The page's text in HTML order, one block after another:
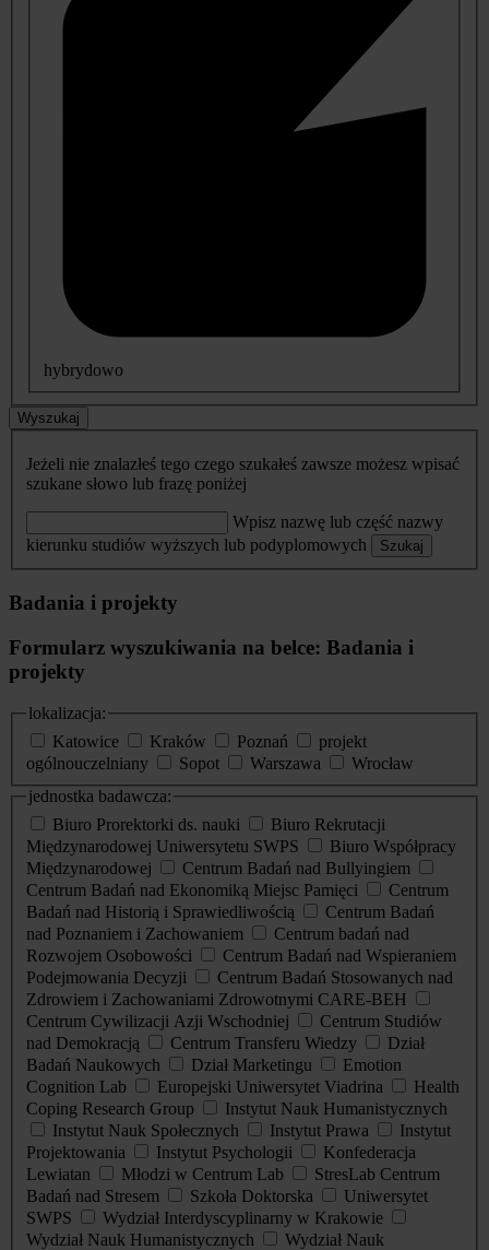
hybrydowo
Wyszukaj
Jeżeli nie znalazłeś tego czego szukałeś zawsze możesz wpisać
szukane słowo lub frazę poniżej
Wpisz nazwę lub część nazwy
kierunku studiów wyższych lub podyplomowych
Szukaj
Badania i projekty
Formularz wyszukiwania na belce: Badania i
projekty
lokalizacja:
Katowice
Kraków Poznań
projekt
ogólnouczelniany
Sopot Warszawa
Wrocław
jednostka badawcza:
Biuro Prorektorki ds. nauki
Biuro Rekrutacji
Międzynarodowej Uniwersytetu SWPS
Biuro Współpracy
Międzynarodowej
Centrum Badań nad Bullyingiem
Centrum Badań nad Ekonomiką Miejsc Pamięci
Centrum
Badań nad Historią i Sprawiedliwością
Centrum Badań
nad Poznaniem i Zachowaniem
Centrum badań nad
Rozwojem Osobowości
Centrum Badań nad Wspieraniem
Podejmowania Decyzji
Centrum Badań Stosowanych nad
Zdrowiem i Zachowaniami Zdrowotnymi CARE-BEH
Centrum Cywilizacji Azji Wschodniej
Centrum Studiów
nad Demokracją
Centrum Transferu Wiedzy
Dział
Badań Naukowych
Dział Marketingu
Emotion
Cognition Lab
Europejski Uniwersytet Viadrina
Health
Coping Research Group
Instytut Nauk Humanistycznych
Instytut Nauk Społecznych
Instytut Prawa
Instytut
Projektowania
Instytut Psychologii
Konfederacja
Lewiatan
Młodzi w Centrum Lab
StresLab Centrum
Badań nad Stresem
Szkoła Doktorska
Uniwersytet
SWPS
Wydział Interdyscyplinarny w Krakowie
Wydział Nauk Humanistycznych
Wydział Nauk